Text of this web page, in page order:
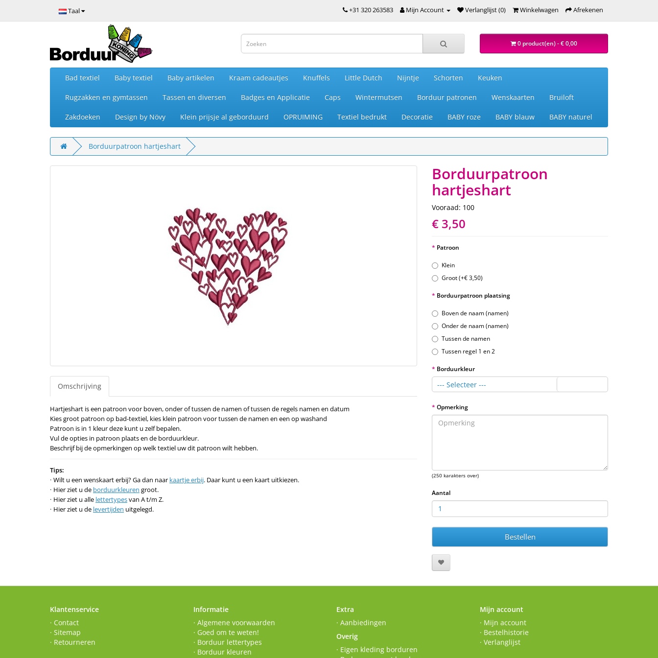
Taal +31 320 263583 Mijn Account Verlanglijst (0) Winkelwagen Afrekenen
0 product(en) - € 0,00
Bad textiel Baby textiel Baby artikelen Kraam cadeautjes Knuffels Little Dutch Nijntje Schorten Keuken
Rugzakken en gymtassen Tassen en diversen Badges en Applicatie Caps Wintermutsen Borduur patronen Wenskaarten Bruiloft
Zakdoeken Design by Növy Klein prijsje al geborduurd OPRUIMING Textiel bedrukt Decoratie BABY roze BABY blauw BABY naturel
Borduurpatroon hartjeshart
Omschrijving
Hartjeshart is een patroon voor boven, onder of tussen de namen of tussen de regels namen en datum
Kies groot patroon op bad-textiel, kies klein patroon voor tussen de namen en een op washand
Patroon is in 1 kleur deze kunt u zelf bepalen.
Vul de opties in patroon plaats en de borduurkleur.
Beschrijf bij de opmerkingen op welk textiel uw dit patroon wilt hebben.
Tips:
Wilt u een wenskaart erbij? Ga dan naar kaartje erbij. Daar kunt u een kaart uitkiezen.
Hier ziet u de borduurkleuren groot.
Hier ziet u alle lettertypesvan A t/m Z.
Hier ziet u de levertijden uitgelegd.
Borduurpatroon
hartjeshart
Vooraad: 100
€ 3,50
Patroon
Klein
Groot (+€ 3,50)
Borduurpatroon plaatsing
Boven de naam (namen)
Onder de naam (namen)
Tussen de namen
Tussen regel 1 en 2
Borduurkleur
--- Selecteer ---
Opmerking
(250 karakters over)
Aantal
Bestellen
Klantenservice
· Contact
· Sitemap
· Retourneren
Informatie
· Algemene voorwaarden
· Goed om te weten!
· Borduur lettertypes
· Borduur kleuren
Extra
· Aanbiedingen
Overig
· Eigen kleding borduren
Mijn account
· Mijn account
· Bestelhistorie
· Verlanglijst